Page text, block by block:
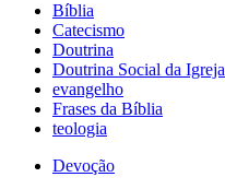
Bíblia
Catecismo
Doutrina
Doutrina Social da Igreja
evangelho
Frases da Bíblia
teologia
Devoção